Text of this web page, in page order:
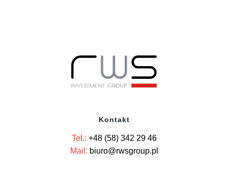
Kontakt
Tel.: +48 (58) 342 29 46
Mail: biuro@rwsgroup.pl